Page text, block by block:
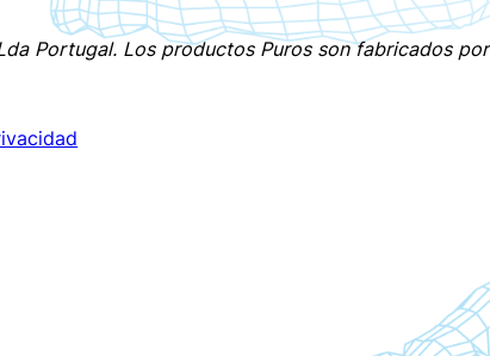
Portugal. Los productos Purosson fabricados por